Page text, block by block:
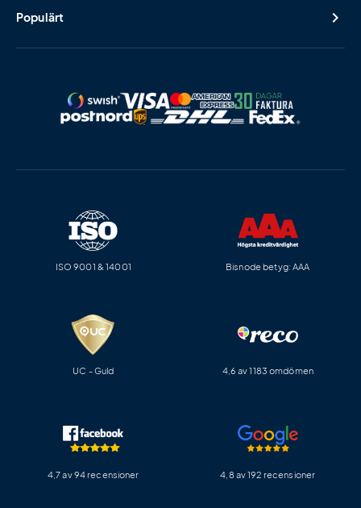
Populärt
ISO 9001 & 14001 Bisnode betyg: AAA
UC - Guld 4,6 av 1183 omdömen
4,7 av 94 recensioner 4,8 av 192 recensioner